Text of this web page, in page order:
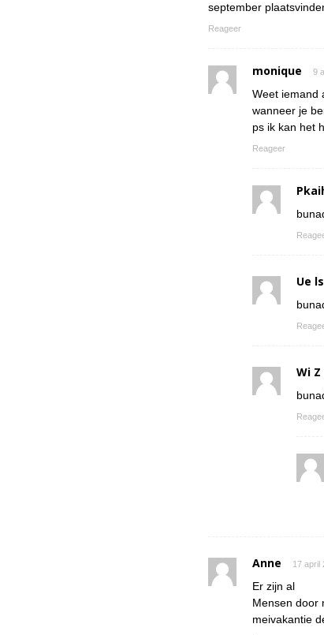
september
Reageer
monique 9
Weet iemand
wanneer je
ps ik kan het
Reageer
Ue
Wi Z
Anne 17 april
Er zijn al
Mensen door
meivakantie